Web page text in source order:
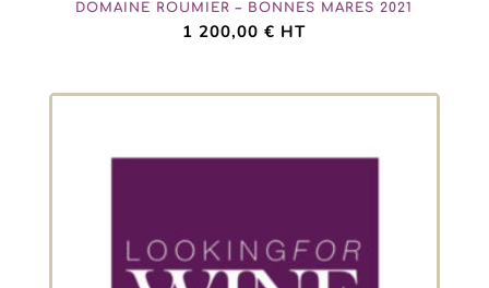
DOMAINE ROUMIER – BONNES MARES 2021
1 200,00€ HT